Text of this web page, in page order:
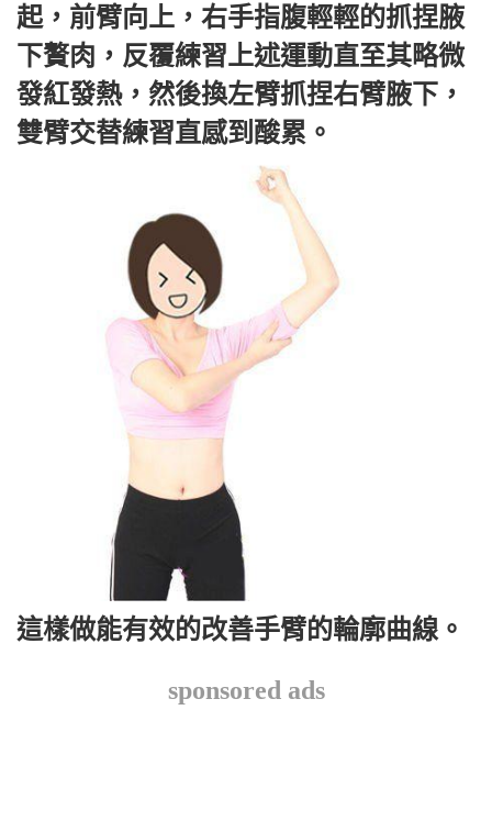
起，前臂向上，右手指腹輕輕的抓捏腋
下贅肉，反覆練習上述運動直至其略微
發紅發熱，然後換左臂抓捏右臂腋下，
雙臂交替練習直感到酸累。
這樣做能有效的改善手臂的輪廓曲線。
sponsored ads